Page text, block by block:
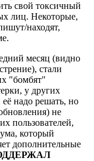
свой токсичный
лиц. Некоторые,
находят,
месяц (видно
стали
"бомбят"
у других
надо решать, но
не
пользователей,
который
дополнительные